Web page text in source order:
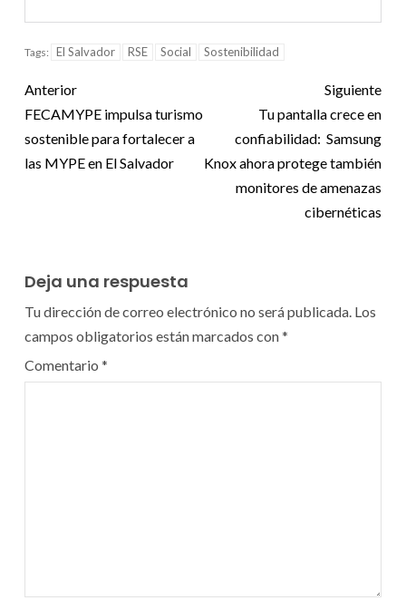
Tags: El Salvador RSE Social Sostenibilidad
Anterior
FECAMYPE impulsa turismo
sostenible para fortalecer a
las MYPE en El Salvador
Siguiente
Tu pantalla crece en
confiabilidad: Samsung
Knox ahora protege también
monitores de amenazas
cibernéticas
Deja una respuesta
Tu dirección de correo electrónico no será publicada. Los
campos obligatorios están marcados con*
Comentario *